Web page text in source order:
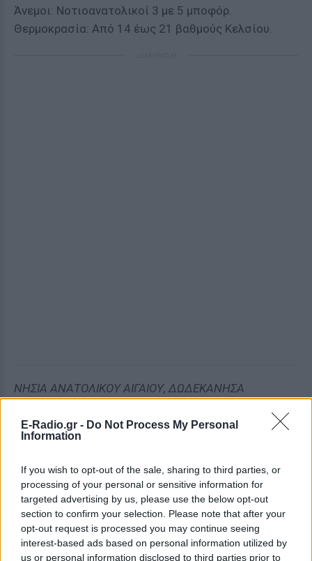
E-Radio.gr - Do Not Process My Personal
Information
If you wish to opt-out of the sale, sharing to third parties, or
processing of your personal or sensitive information for
targeted advertising by us, please use the below opt-out
section to confirm your selection. Please note that after your
opt-out request is processed you may continue seeing
interest-based ads based on personal information utilized by
us or personal information disclosed to third parties prior to
Άνεμοι: Νοτιοανατολικοί 3 με 5 μποφόρ.
Θερμοκρασία: Από 14 έως 21 βαθμούς Κελσίου.
ΝΗΣΙΑ ΑΝΑΤΟΛΙΚΟΥ ΑΙΓΑΙΟΥ, ΔΩΔΕΚΑΝΗΣΑ
Άνεμοι: Νοτιοανατολικοί 3 με 5 μποφόρ.
Θερμοκρασία: Από 13 έως 20 βαθμούς Κελσίου.
ΣΑΜΟΣ
Καιρός: Λίγες νεφώσεις.
Άνεμοι: Νοτιοανατολικοί 3 με 4 μποφόρ.
Θερμοκρασία: Από 14 έως 19 βαθμούς Κελσίου.
[ΠΗΓΗ]